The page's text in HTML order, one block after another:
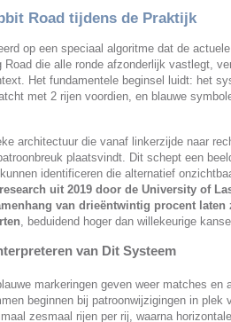
Road tijdens de Praktijk
op een speciaal algoritme dat de
die alle ronde afzonderlijk vastlegt,
Het fundamentele beginsel luidt: het
met 2 rijen voordien, en blauwe
architectuur die vanaf linkerzijde naar
plaatsvindt. Dit schept een
identificeren die alternatief
uit 2019 door de University of
van drieëntwintig procent
, beduidend hoger dan willekeurige
van Dit Systeem
markeringen geven weer matches en
beginnen bij patroonwijzigingen in plek
zesmaal rijen per rij, waarna